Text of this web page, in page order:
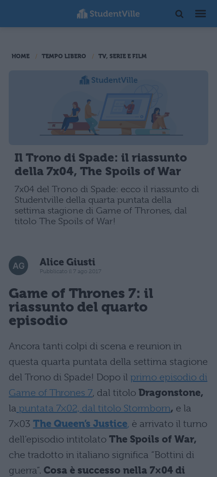
HOME TEMPO LIBERO TV, SERIE E FILM
Il Trono di Spade: il riassunto
della 7x04, The Spoils of War
7x04 del Trono di Spade: ecco il riassunto di
Studentville della quarta puntata della
settima stagione di Game of Thrones, dal
titolo The Spoils of War!
Alice Giusti
Pubblicato il 7 ago 2017
Game of Thrones 7: il
riassunto del quarto
episodio
Ancora tanti colpi di scena e reunion in
questa quarta puntata della settima stagione
del Trono di Spade! Dopo il primo episodio di
Game of Thrones 7, dal titoloDragonstone,
la puntata 7×02, dal titolo Stormborn, e la
7×03 The Queen’s Justice, è arrivato il turno
dell’episodio intitolato The Spoils of War,
che tradotto in italiano significa “Bottini di
guerra”. Cosa è successo nella 7×04 di